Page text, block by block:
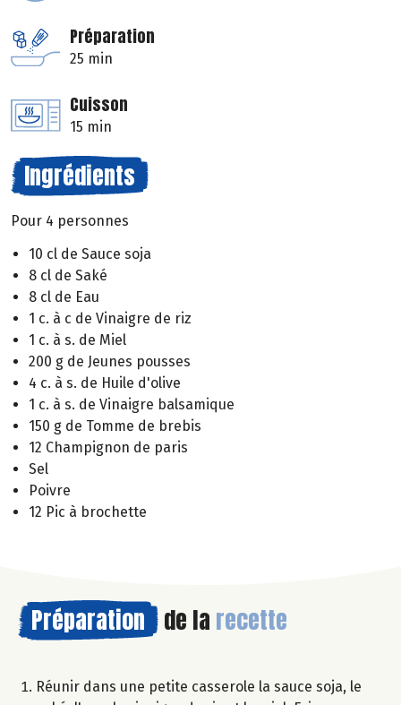
Préparation
25 min
Cuisson
15 min
Ingrédients
Pour 4 personnes
10 cl de Sauce soja
8 cl de Saké
8 cl de Eau
1 c. à c de Vinaigre de riz
1 c. à s. de Miel
200 g de Jeunes pousses
4 c. à s. de Huile d'olive
1 c. à s. de Vinaigre balsamique
150 g de Tomme de brebis
12 Champignon de paris
Sel
Poivre
12 Pic à brochette
Préparation de la recette
Réunir dans une petite casserole la sauce soja, le